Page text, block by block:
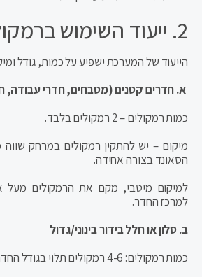
2. ייעוד השימוש ברמקולים
הייעוד של המערכת ישפיע על כמות, גודל
א. חדרים קטנים (מטבחים, חדרי עבודה,
כמות רמקולים – 2 רמקולים בלבד.
מיקום – יש להתקין רמקולים במרחק
הסאונד בצורה אחידה.
למיקום מיטבי, מקם את הרמקולים מעל
למרכז החדר.
ב. סלון או חלל בידור בינוני/גדול
כמות רמקולים: 4-6 רמקולים תלוי בגודל החדר.